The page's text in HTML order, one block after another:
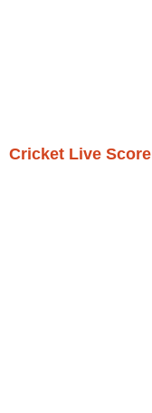
Cricket Live Score